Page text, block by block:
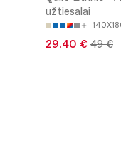
užtiesalai
29.40 € 49 €